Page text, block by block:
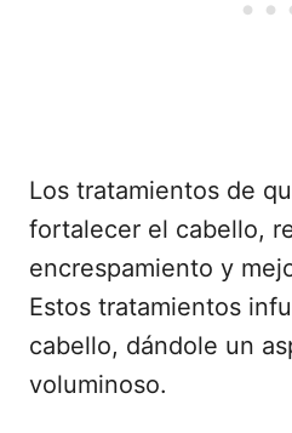
Los tratamientos de
fortalecer el cabello,
encrespamiento y
Estos tratamientos
cabello, dándole un
voluminoso.